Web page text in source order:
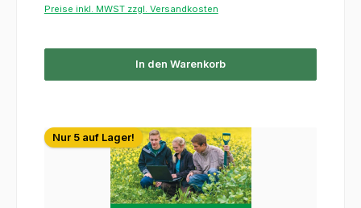
Preise inkl. MWST zzgl. Versandkosten
In den Warenkorb
Nur 5 auf Lager!